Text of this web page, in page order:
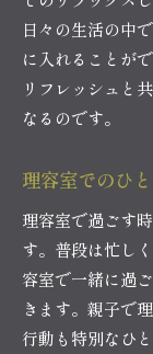
日々の生活の中
に入れることが
リフレッシュと
なるのです。
理容室でのひ
理容室で過ごす
す。普段は忙し
容室で一緒に過
きます。親子で
行動も特別なひ